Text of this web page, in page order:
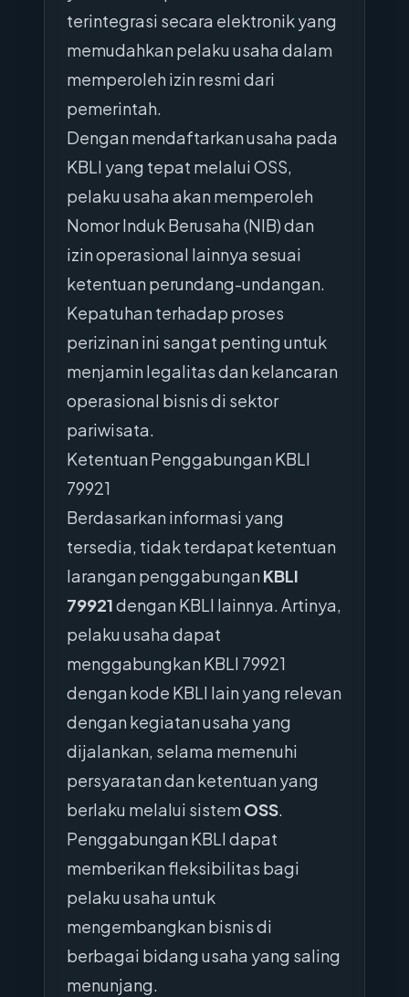
terintegrasi secara elektronik yang
memudahkan pelaku usaha dalam
memperoleh izin resmi dari
pemerintah.
Dengan mendaftarkan usaha pada
KBLI yang tepat melalui OSS,
pelaku usaha akan memperoleh
Nomor Induk Berusaha (NIB) dan
izin operasional lainnya sesuai
ketentuan perundang-undangan.
Kepatuhan terhadap proses
perizinan ini sangat penting untuk
menjamin legalitas dan kelancaran
operasional bisnis di sektor
pariwisata.
Ketentuan Penggabungan KBLI
79921
Berdasarkan informasi yang
tersedia, tidak terdapat ketentuan
larangan penggabungan KBLI
79921dengan KBLI lainnya. Artinya,
pelaku usaha dapat
menggabungkan KBLI 79921
dengan kode KBLI lain yang relevan
dengan kegiatan usaha yang
dijalankan, selama memenuhi
persyaratan dan ketentuan yang
berlaku melalui sistem OSS.
Penggabungan KBLI dapat
memberikan fleksibilitas bagi
pelaku usaha untuk
mengembangkan bisnis di
berbagai bidang usaha yang saling
menunjang.